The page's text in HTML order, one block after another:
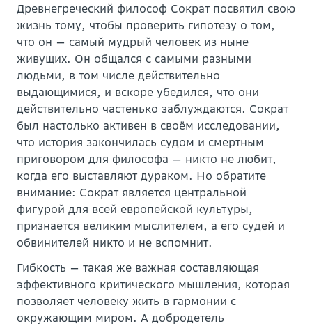
Древнегреческий философ Сократ посвятил свою
жизнь тому, чтобы проверить гипотезу о том,
что он — самый мудрый человек из ныне
живущих. Он общался с самыми разными
людьми, в том числе действительно
выдающимися, и вскоре убедился, что они
действительно частенько заблуждаются. Сократ
был настолько активен в своём исследовании,
что история закончилась судом и смертным
приговором для философа — никто не любит,
когда его выставляют дураком. Но обратите
внимание: Сократ является центральной
фигурой для всей европейской культуры,
признается великим мыслителем, а его судей и
обвинителей никто и не вспомнит.
Гибкость — такая же важная составляющая
эффективного критического мышления, которая
позволяет человеку жить в гармонии с
окружающим миром. А добродетель